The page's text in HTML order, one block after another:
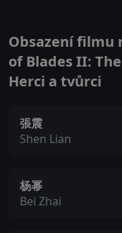
Obsazení filmu
of Blades II:
Herci a tvůrci
張震
Shen Lian
杨幂
Bei Zhai